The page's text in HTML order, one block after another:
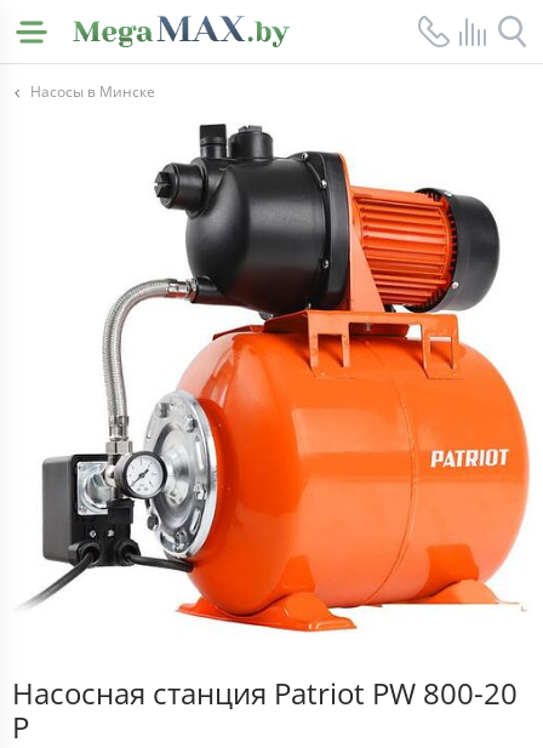
Насосы в Минске
Насосная станция Patriot PW 800-20
P